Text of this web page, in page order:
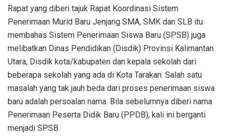
Rapat yang diberi tajuk Rapat Koordinasi Sistem
Penerimaan Murid Baru Jenjang SMA, SMK dan SLB itu
membahas Sistem Penerimaan Siswa Baru (SPSB) juga
melibatkan Dinas Pendidikan (Disdik) Provinsi Kalimantan
Utara, Disdik kota/kabupaten dan kepala sekolah dari
beberapa sekolah yang ada di Kota Tarakan. Salah satu
masalah yang tak jauh beda dari proses penerimaan siswa
baru adalah persoalan nama. Bila sebelumnya diberi nama
Penerimaan Peserta Didik Baru (PPDB), kali ini berganti
menjadi SPSB.